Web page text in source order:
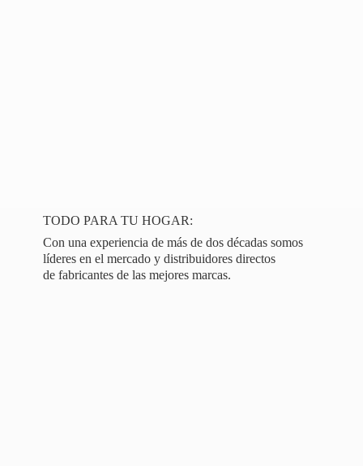
TODO PARA TU HOGAR:
Con una experiencia de más de dos décadas somos
líderes en el mercado y distribuidores directos
de fabricantes de las mejores marcas.